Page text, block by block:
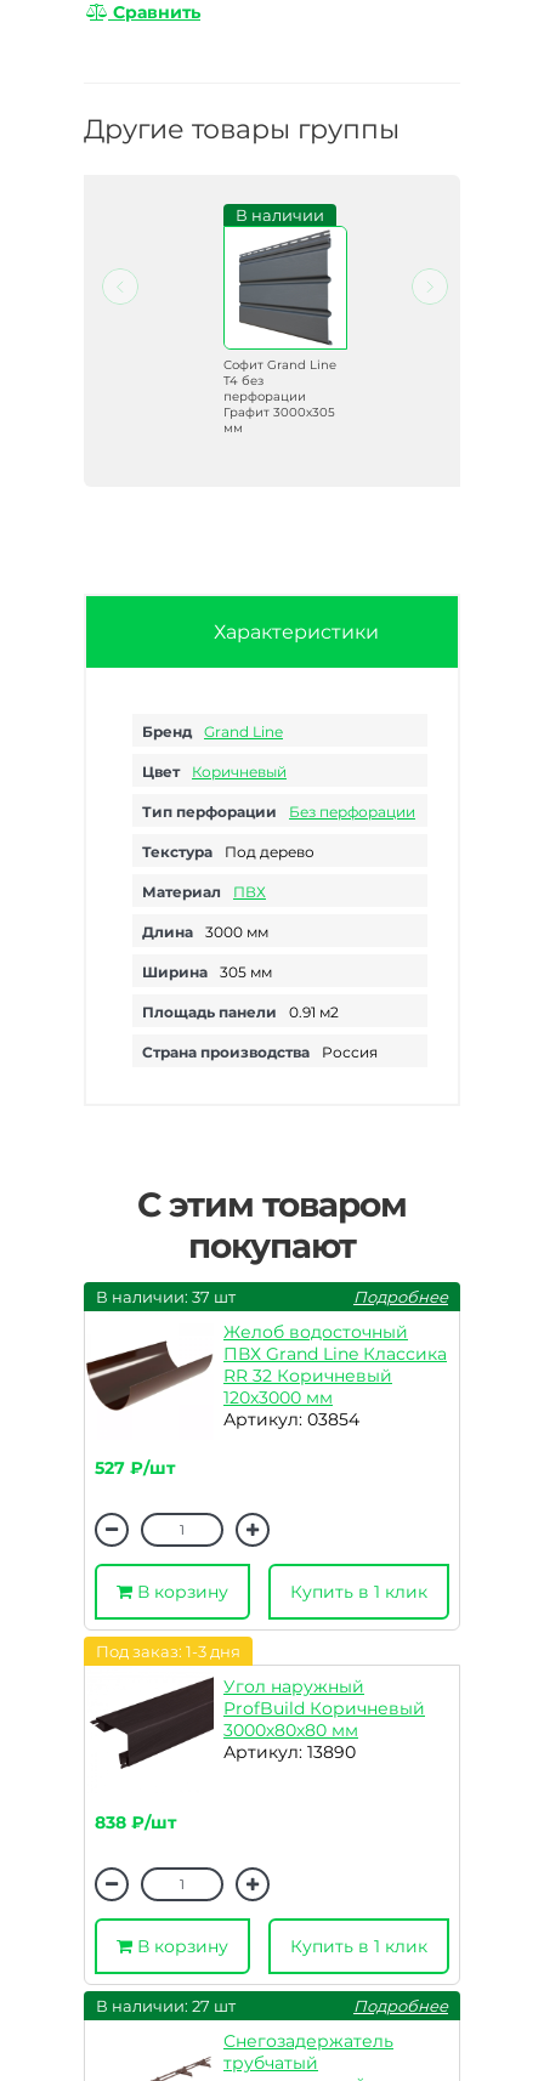
Сравнить
Другие товары группы
В наличии
Софит Grand Line
T4 без
перфорации
Графит 3000х305
мм
Характеристики
Бренд Grand Line
Цвет Коричневый
Тип перфорации Без перфорации
Текстура Под дерево
Материал ПВХ
Длина 3000 мм
Ширина 305 мм
Площадь панели 0.91 м2
Страна производства Россия
С этим товаром
покупают
В наличии: 37 шт Подробнее
Желоб водосточный
ПВХ Grand Line Классика
RR 32 Коричневый
120х3000 мм
Артикул: 03854
527 ₽/шт
В корзину Купить в 1 клик
Под заказ: 1-3 дня
Угол наружный
ProfBuild Коричневый
3000х80х80 мм
Артикул: 13890
838 ₽/шт
В корзину Купить в 1 клик
В наличии: 27 шт Подробнее
Снегозадержатель
трубчатый